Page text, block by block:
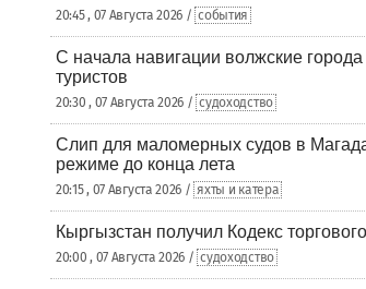
20:45 , 07 Августа 2026 / события
С начала навигации волжские
туристов
20:30 , 07 Августа 2026 / судоходство
Слип для маломерных судов в
режиме до конца лета
20:15 , 07 Августа 2026 / яхты и катера
Кыргызстан получил Кодекс
20:00 , 07 Августа 2026 / судоходство